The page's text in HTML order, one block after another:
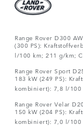
Range Rover D300
(300 PS):
l/100 km; 211 g/km;
Range Rover Sport
183 kW (249 PS):
kombiniert): 7,8 l/100
Range Rover Velar
150 kW (204 PS):
kombiniert): 7,0 l/100